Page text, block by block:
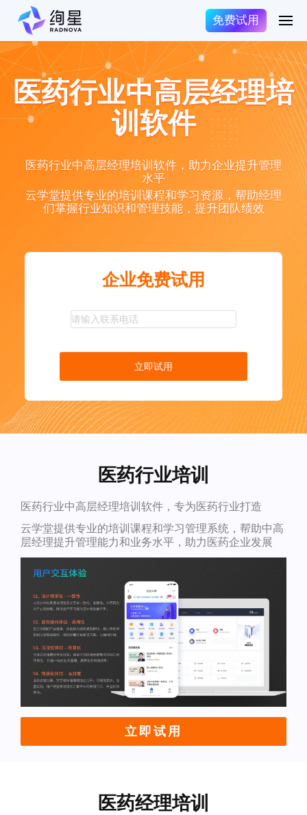
免费试用
医药行业中高层经理培
训软件
医药行业中高层经理培训软件，助力企业提升管理
水平
云学堂提供专业的培训课程和学习资源，帮助经理
们掌握行业知识和管理技能，提升团队绩效
企业免费试用
立即试用
医药行业培训
医药行业中高层经理培训软件，专为医药行业打造
云学堂提供专业的培训课程和学习管理系统，帮助中高
层经理提升管理能力和业务水平，助力医药企业发展
立即试用
医药经理培训